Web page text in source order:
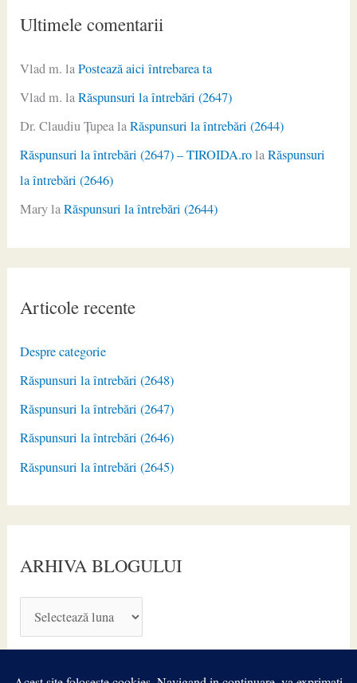
Ultimele comentarii
Vlad m. laPostează aici întrebarea ta
Vlad m. laRăspunsuri la întrebări (2647)
Dr. Claudiu ŢupealaRăspunsuri la întrebări (2644)
Răspunsuri la întrebări (2647) – TIROIDA.rolaRăspunsuri
la întrebări (2646)
MarylaRăspunsuri la întrebări (2644)
Articole recente
Despre categorie
Răspunsuri la întrebări (2648)
Răspunsuri la întrebări (2647)
Răspunsuri la întrebări (2646)
Răspunsuri la întrebări (2645)
ARHIVA BLOGULUI
R